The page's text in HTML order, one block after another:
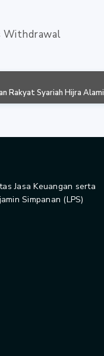
Withdrawal
Rakyat Syariah Hijra Alami
Jasa Keuangan serta
Simpanan (LPS)